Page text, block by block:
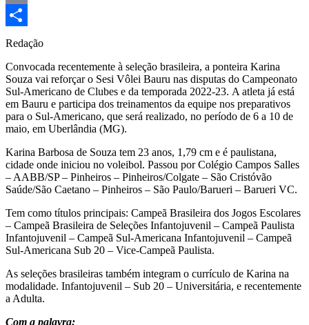
Email
Share
Redação
Convocada recentemente à seleção brasileira, a ponteira Karina
Souza vai reforçar o Sesi Vôlei Bauru nas disputas do Campeonato
Sul-Americano de Clubes e da temporada 2022-23. A atleta já está
em Bauru e participa dos treinamentos da equipe nos preparativos
para o Sul-Americano, que será realizado, no período de 6 a 10 de
maio, em Uberlândia (MG).
Karina Barbosa de Souza tem 23 anos, 1,79 cm e é paulistana,
cidade onde iniciou no voleibol. Passou por Colégio Campos Salles
– AABB/SP – Pinheiros – Pinheiros/Colgate – São Cristóvão
Saúde/São Caetano – Pinheiros – São Paulo/Barueri – Barueri VC.
Tem como títulos principais: Campeã Brasileira dos Jogos Escolares
– Campeã Brasileira de Seleções Infantojuvenil – Campeã Paulista
Infantojuvenil – Campeã Sul-Americana Infantojuvenil – Campeã
Sul-Americana Sub 20 – Vice-Campeã Paulista.
As seleções brasileiras também integram o currículo de Karina na
modalidade. Infantojuvenil – Sub 20 – Universitária, e recentemente
a Adulta.
Com a palavra: